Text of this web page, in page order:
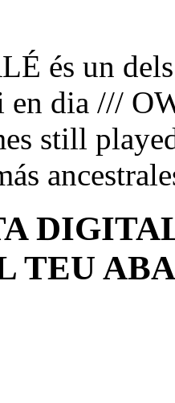
és un dels
en dia ///
still
TEU